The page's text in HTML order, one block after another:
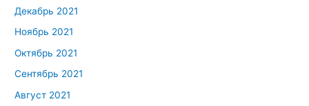
Декабрь 2021
Ноябрь 2021
Октябрь 2021
Сентябрь 2021
Август 2021